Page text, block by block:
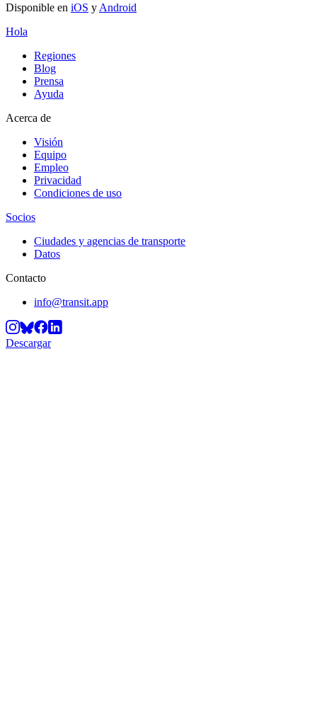
Disponible en iOS y Android
Hola
Regiones
Blog
Prensa
Ayuda
Acerca de
Visión
Equipo
Empleo
Privacidad
Condiciones de uso
Socios
Ciudades y agencias de transporte
Datos
Contacto
info@transit.app
Descargar